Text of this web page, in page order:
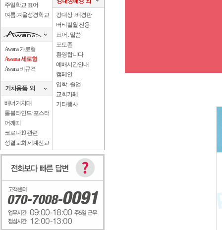
주일학교 표어
여름.겨울성경학교
Awana 가로형
Awana 세로형
Awana 비규격
배너거치대
롤블라인드·포스터
어깨띠
코로나19 관련
성결교회 세계선교
강대상 . 배경판
버티컬월 전용
표어 . 말씀
포토존
환영합니다
예배시간안내
캠페인
입학 . 졸업
교회카페
기타행사